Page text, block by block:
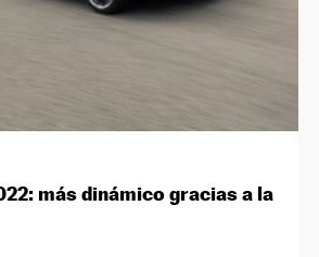
más dinámico gracias a la